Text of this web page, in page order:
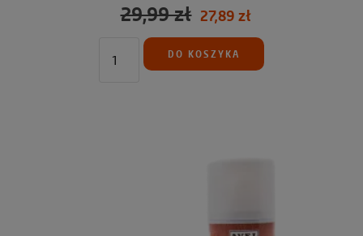
29,99 zł 27,89 zł
DO KOSZYKA